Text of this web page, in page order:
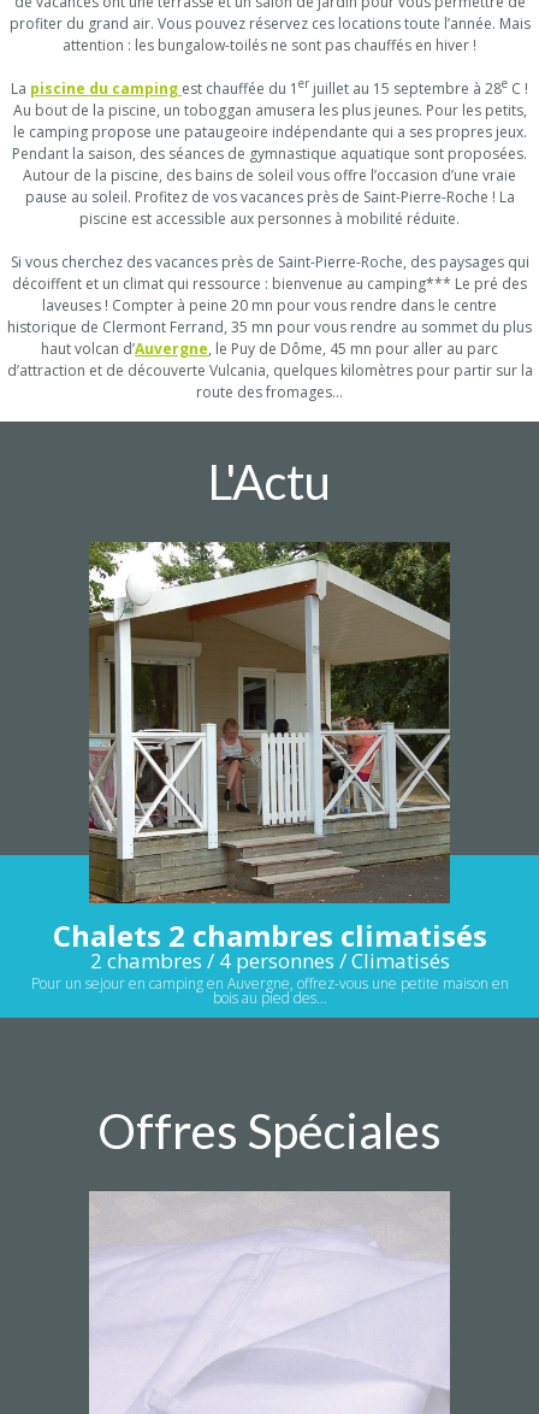
profiter du grand air. Vous pouvez réservez ces locations toute l’année. Mais
attention : les bungalow-toilés ne sont pas chauffés en hiver !
La piscine du camping est chauffée du 1 er juillet au 15 septembre à 28e C !
Au bout de la piscine, un toboggan amusera les plus jeunes. Pour les petits,
le camping propose une pataugeoire indépendante qui a ses propres jeux.
Pendant la saison, des séances de gymnastique aquatique sont proposées.
Autour de la piscine, des bains de soleil vous offre l’occasion d’une vraie
pause au soleil. Profitez de vos vacances près de Saint-Pierre-Roche ! La
piscine est accessible aux personnes à mobilité réduite.
Si vous cherchez des vacances près de Saint-Pierre-Roche, des paysages qui
décoiffent et un climat qui ressource : bienvenue au camping*** Le pré des
laveuses ! Compter à peine 20 mn pour vous rendre dans le centre
historique de Clermont Ferrand, 35 mn pour vous rendre au sommet du plus
haut volcan d’Auvergne, le Puy de Dôme, 45 mn pour aller au parc
d’attraction et de découverte Vulcania, quelques kilomètres pour partir sur la
route des fromages…
L'Actu
Chalets 2 chambres climatisés
2 chambres / 4 personnes / Climatisés
Pour un sejour en camping en Auvergne, offrez-vous une petite maison en
bois au pied des…
Offres Spéciales